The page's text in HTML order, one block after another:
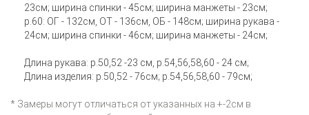
23см; ширина спинки - 45см; ширина манжеты - 23см;
р.60: ОГ - 132см, ОТ - 136см, ОБ - 148см; ширина рукава -
24см; ширина спинки - 46см; ширина манжеты - 24см;
Длина рукава: р.50,52 -23 см, р.54,56,58,60 - 24 см;
Длина изделия: р.50,52 - 76см; р.54,56,58,60 - 79см;
* Замеры могут отличаться от указанных на +-2см в